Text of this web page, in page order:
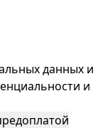
данных и
и